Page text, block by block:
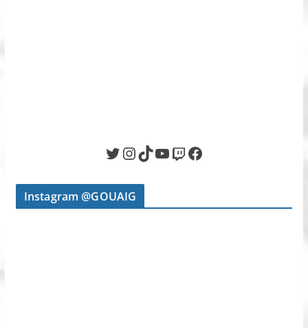
Twitter InstagramTikTok YouTube Twitch Facebook
Instagram @GOUAIG